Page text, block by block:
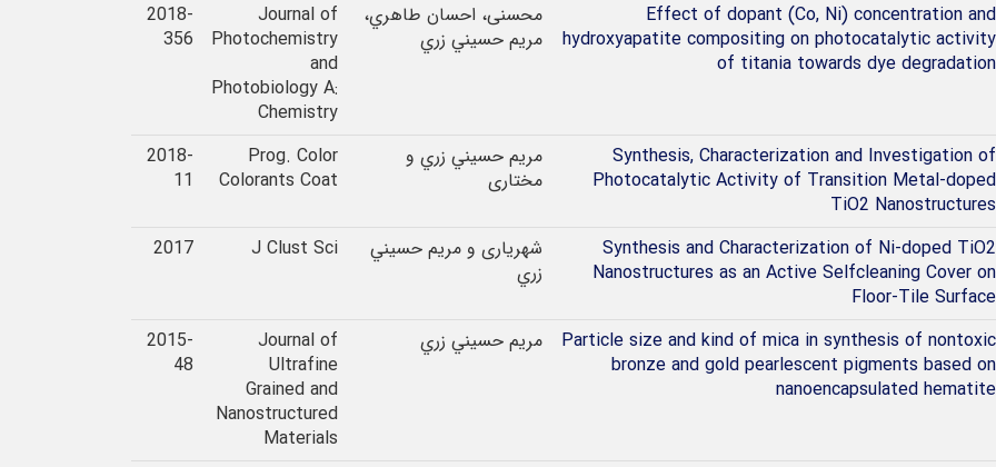
Effect of dopant (Co, Ni) concentration and
hydroxyapatite compositing on photocatalytic activity
of titania towards dye degradation
محسنی، احسان طاهري،
مريم حسيني زري
Journal of
Photochemistry
and
Photobiology A:
Chemistry
2018-
356
Synthesis, Characterization and Investigation of
Photocatalytic Activity of Transition Metal-doped
TiO2 Nanostructures
مريم حسيني زري و
مختاری
Prog. Color
Colorants Coat
2018-
11
Synthesis and Characterization of Ni-doped TiO2
Nanostructures as an Active Selfcleaning Cover on
Floor-Tile Surface
شهریاری و مريم حسيني
زري
J Clust Sci
2017
Particle size and kind of mica in synthesis of nontoxic
bronze and gold pearlescent pigments based on
nanoencapsulated hematite
مريم حسيني زري
Journal of
Ultrafine
Grained and
Nanostructured
Materials
2015-
48